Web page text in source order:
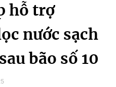
CHO VIỆT
SỐ 10
hỗ trợ
nước sạch
bão số 10